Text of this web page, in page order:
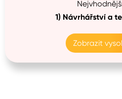
1) Návrhářství a
Zobrazit